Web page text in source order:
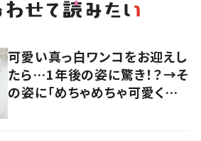
可愛い真っ白ワンコをお迎えし
たら…1年後の姿に驚き！？→そ
の姿に「めちゃめちゃ可愛くて